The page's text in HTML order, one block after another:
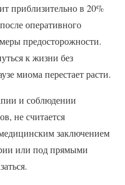
приблизительно в 20%
оперативного
предосторожности.
к жизни без
миома перестает расти.
и соблюдении
не считается
заключением
или под прямыми